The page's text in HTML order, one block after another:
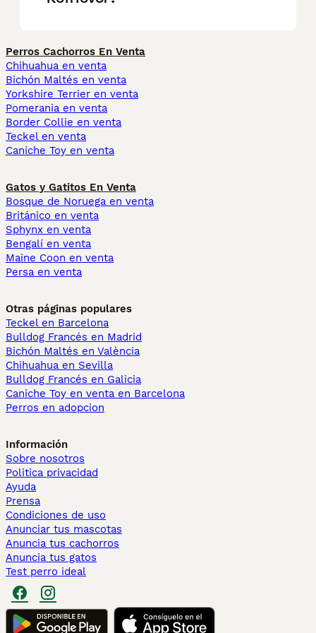
Perros Cachorros En Venta
Chihuahua en venta
Bichón Maltés en venta
Yorkshire Terrier en venta
Pomerania en venta
Border Collie en venta
Teckel en venta
Caniche Toy en venta
Gatos y Gatitos En Venta
Bosque de Noruega en venta
Británico en venta
Sphynx en venta
Bengalí en venta
Maine Coon en venta
Persa en venta
Otras páginas populares
Teckel en Barcelona
Bulldog Francés en Madrid
Bichón Maltés en València
Chihuahua en Sevilla
Bulldog Francés en Galicia
Caniche Toy en venta en Barcelona
Perros en adopcion
Información
Sobre nosotros
Politica privacidad
Ayuda
Prensa
Condiciones de uso
Anunciar tus mascotas
Anuncia tus cachorros
Anuncia tus gatos
Test perro ideal